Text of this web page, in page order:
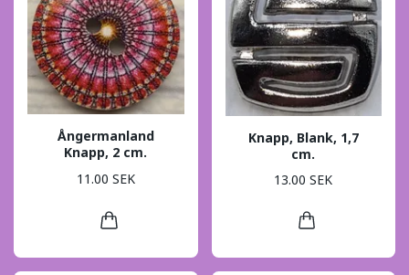
Ångermanland
Knapp, 2 cm.
11.00 SEK
Knapp, Blank, 1,7
cm.
13.00 SEK